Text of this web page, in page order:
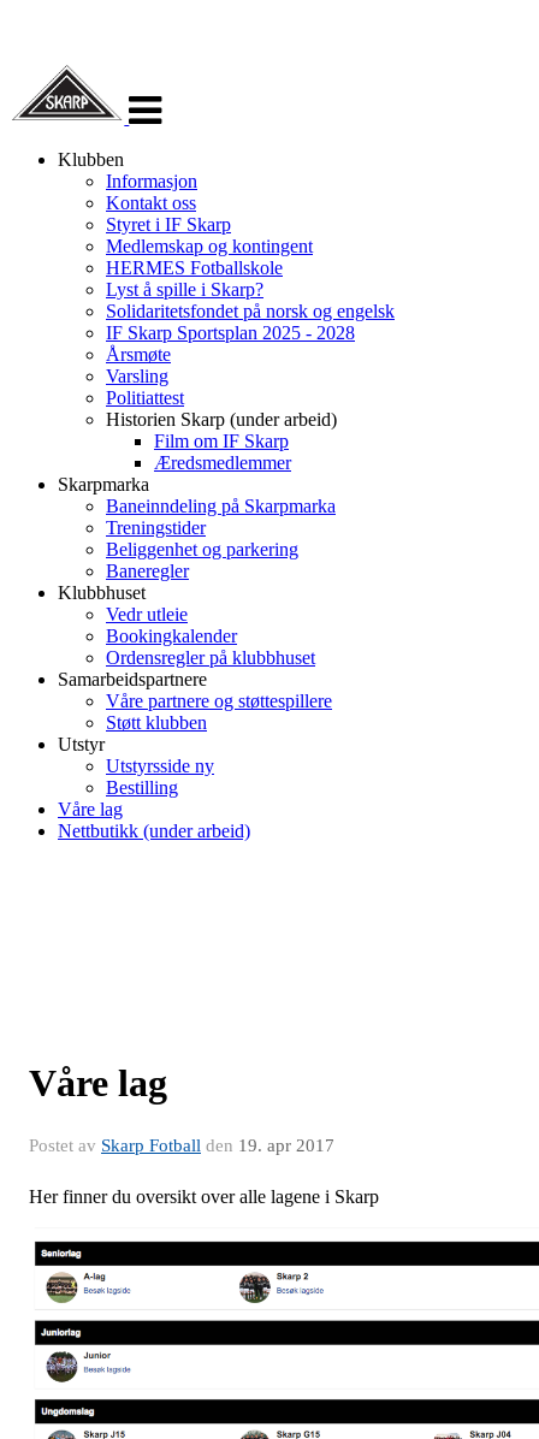
navigasjon
Klubben
Informasjon
Kontakt oss
Styret i IF Skarp
Medlemskap og kontingent
HERMES Fotballskole
Lyst å spille i Skarp?
Solidaritetsfondet på norsk og engelsk
IF Skarp Sportsplan 2025 - 2028
Årsmøte
Varsling
Politiattest
Historien Skarp (under arbeid)
Film om IF Skarp
Æredsmedlemmer
Skarpmarka
Baneinndeling på Skarpmarka
Treningstider
Beliggenhet og parkering
Baneregler
Klubbhuset
Vedr utleie
Bookingkalender
Ordensregler på klubbhuset
Samarbeidspartnere
Våre partnere og støttespillere
Støtt klubben
Utstyr
Utstyrsside ny
Bestilling
Våre lag
Nettbutikk (under arbeid)
Våre lag
Postet av Skarp Fotball den 19. apr 2017
Her finner du oversikt over alle lagene i Skarp